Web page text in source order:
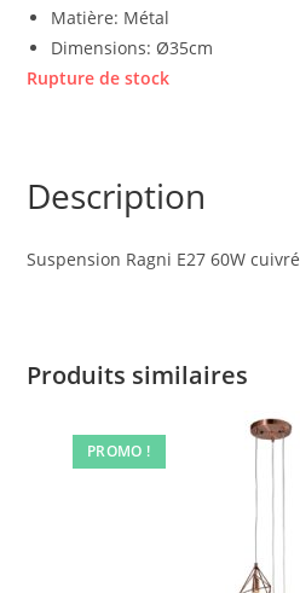
Matière: Métal
Dimensions: Ø35cm
Rupture de stock
Description
Suspension Ragni E27 60W cuivré
Produits similaires
PROMO !